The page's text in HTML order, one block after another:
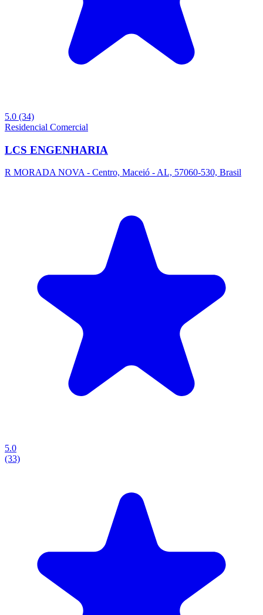
5.0 (34)
Residencial Comercial
LCS ENGENHARIA
R MORADA NOVA - Centro, Maceió - AL, 57060-530, Brasil
5.0
(33)